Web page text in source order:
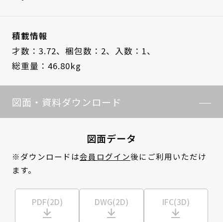
積載情報
才数：3.72、 梱包数：2、 入数：1、
総重量：46.80kg
図面・資料ダウンロード
図面データ
※ダウンロードは会員ログイン後にご利用いただけ
ます。
PDF(2D) DWG(2D) IFC(3D)